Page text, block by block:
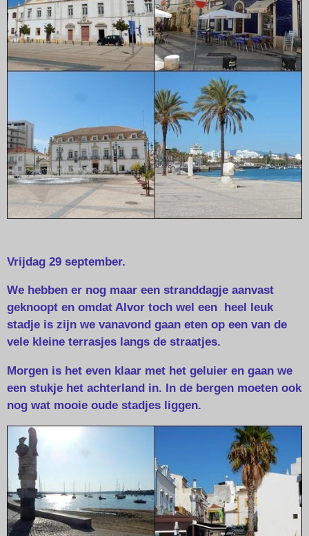
Vrijdag 29 september.
We hebben er nog maar een stranddagje aanvast
geknoopt en omdat Alvor toch wel een heel leuk
stadje is zijn we vanavond gaan eten op een van de
vele kleine terrasjes langs de straatjes.
Morgen is het even klaar met het geluier en gaan we
een stukje het achterland in. In de bergen moeten ook
nog wat mooie oude stadjes liggen.